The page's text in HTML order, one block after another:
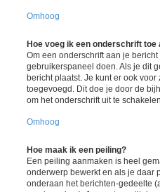
Omhoog
Hoe voeg ik een onderschrift toe
Om een onderschrift aan je
gebruikerspaneel doen. Als je dit
bericht plaatst. Je kunt er ook
toegevoegd. Dit doe je door de
om het onderschrift uit te
Omhoog
Hoe maak ik een peiling?
Een peiling aanmaken is heel
onderwerp bewerkt en als je daar
onderaan het berichten-gedeelte